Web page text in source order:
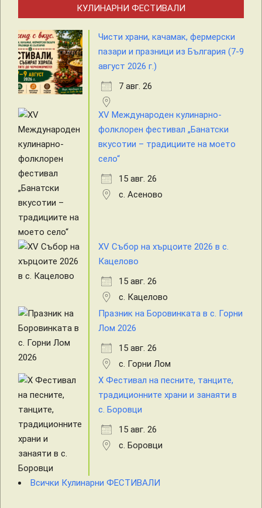
КУЛИНАРНИ ФЕСТИВАЛИ
Чисти храни, качамак, фермерски
пазари и празници из България (7-9
август 2026 г.)
7 авг. 26
XV Международен кулинарно-
фолклорен фестивал „Банатски
вкусотии – традициите на моето
село“
15 авг. 26
с. Асеново
XV Събор на хърцоите 2026 в с.
Кацелово
15 авг. 26
с. Кацелово
Празник на Боровинката в с. Горни
Лом 2026
15 авг. 26
с. Горни Лом
X Фестивал на песните, танците,
традиционните храни и занаяти в
с. Боровци
15 авг. 26
с. Боровци
Всички Кулинарни ФЕСТИВАЛИ